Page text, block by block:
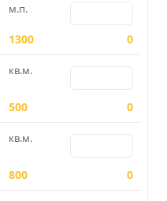
м.п.
1300
0
кв.м.
500 0
кв.м.
800 0